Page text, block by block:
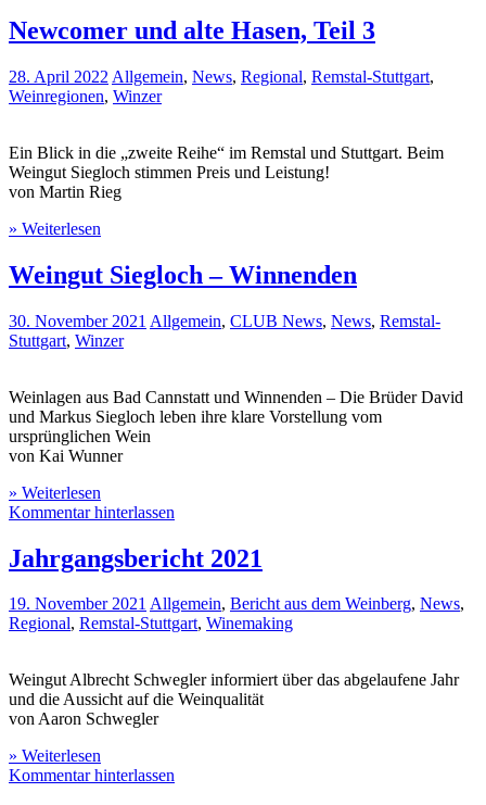
Newcomer und alte Hasen, Teil 3
28. April 2022 Allgemein, News, Regional, Remstal-Stuttgart,
Weinregionen, Winzer
Ein Blick in die „zweite Reihe“ im Remstal und Stuttgart. Beim
Weingut Siegloch stimmen Preis und Leistung!
von Martin Rieg
» Weiterlesen
Weingut Siegloch – Winnenden
30. November 2021 Allgemein, CLUB News, News, Remstal-
Stuttgart, Winzer
Weinlagen aus Bad Cannstatt und Winnenden – Die Brüder David
und Markus Siegloch leben ihre klare Vorstellung vom
ursprünglichen Wein
von Kai Wunner
» Weiterlesen
Kommentar hinterlassen
Jahrgangsbericht 2021
19. November 2021 Allgemein, Bericht aus dem Weinberg, News,
Regional, Remstal-Stuttgart, Winemaking
Weingut Albrecht Schwegler informiert über das abgelaufene Jahr
und die Aussicht auf die Weinqualität
von Aaron Schwegler
» Weiterlesen
Kommentar hinterlassen